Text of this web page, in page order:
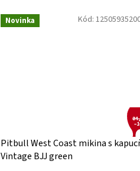
Novinka
Pitbull West Coast mikina s
Vintage BJJ green
Kód: